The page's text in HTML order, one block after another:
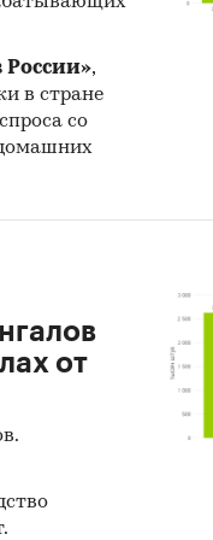
авторов и не
,
в стране
со
от